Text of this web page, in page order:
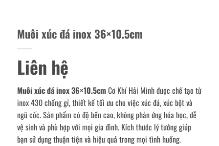
Muôi xúc đá inox 36×10.5cm
Liên hệ
Muôi xúc đá inox 36×10.5cmCơ Khí Hải Minh được chế tạo từ
inox 430 chống gỉ, thiết kế tối ưu cho việc xúc đá, xúc bột và
ngũ cốc. Sản phẩm có độ bền cao, không phản ứng hóa học, dễ
vệ sinh và phù hợp với mọi gia đình. Kích thước lý tưởng giúp
bạn sử dụng thuận tiện và hiệu quả trong mọi tình huống.